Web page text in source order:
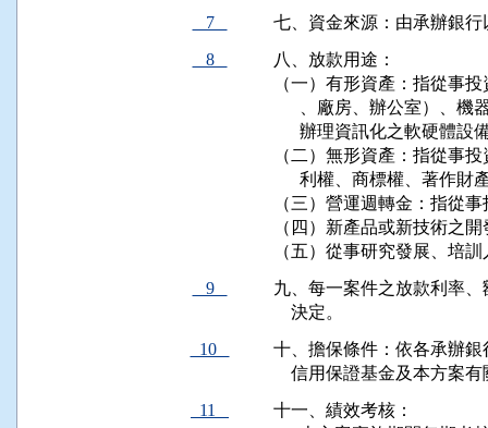
7
七、資金來源：由承辦銀
8
八、放款用途：
（一）有形資產：指從事
、廠房、辦公室）、
辦理資訊化之軟硬體設
（二）無形資產：指從事
利權、商標權、著作財
（三）營運週轉金：指從
（四）新產品或新技術之
（五）從事研究發展、培
9
九、每一案件之放款利率
    決定。
10
十、擔保條件：依各承辦
信用保證基金及本方案
11
十一、績效考核：